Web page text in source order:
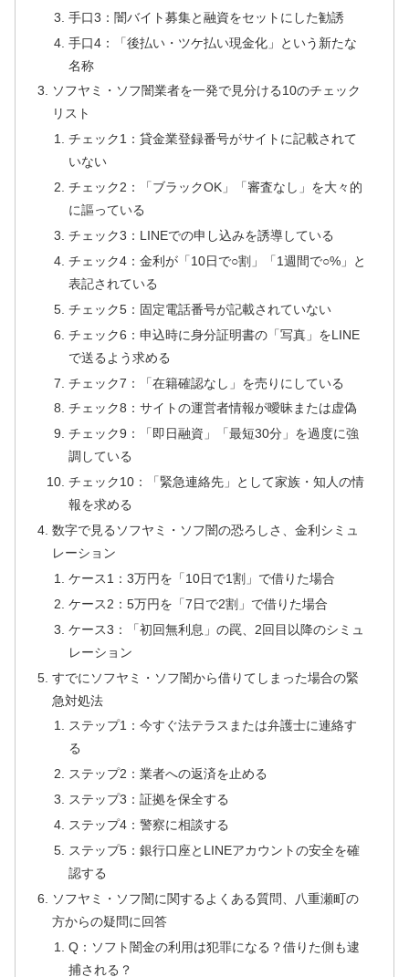
手口3：闇バイト募集と融資をセットにした勧誘
手口4：「後払い・ツケ払い現金化」という新たな
名称
ソフヤミ・ソフ闇業者を一発で見分ける10のチェック
リスト
チェック1：貸金業登録番号がサイトに記載されて
いない
チェック2：「ブラックOK」「審査なし」を大々的
に謳っている
チェック3：LINEでの申し込みを誘導している
チェック4：金利が「10日で○割」「1週間で○%」と
表記されている
チェック5：固定電話番号が記載されていない
チェック6：申込時に身分証明書の「写真」をLINE
で送るよう求める
チェック7：「在籍確認なし」を売りにしている
チェック8：サイトの運営者情報が曖昧または虚偽
チェック9：「即日融資」「最短30分」を過度に強
調している
チェック10：「緊急連絡先」として家族・知人の情
報を求める
数字で見るソフヤミ・ソフ闇の恐ろしさ、金利シミュ
レーション
ケース1：3万円を「10日で1割」で借りた場合
ケース2：5万円を「7日で2割」で借りた場合
ケース3：「初回無利息」の罠、2回目以降のシミュ
レーション
すでにソフヤミ・ソフ闇から借りてしまった場合の緊
急対処法
ステップ1：今すぐ法テラスまたは弁護士に連絡す
る
ステップ2：業者への返済を止める
ステップ3：証拠を保全する
ステップ4：警察に相談する
ステップ5：銀行口座とLINEアカウントの安全を確
認する
ソフヤミ・ソフ闇に関するよくある質問、八重瀬町の
方からの疑問に回答
Q：ソフト闇金の利用は犯罪になる？借りた側も逮
捕される？